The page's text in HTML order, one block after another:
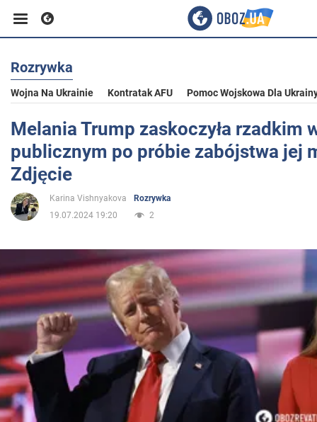
Biznes
Sport
Rozrywka
Życie
Społeczeństwo
Wojna na Ukrainie
Świat
Rozrywka
Wojna Na Ukrainie Kontratak AFU Pomoc Wojskowa Dla
Melania Trump zaskoczyła rzadkim
publicznym po próbie zabójstwa jej
Zdjęcie
Karina Vishnyakova
Rozrywka
19.07.2024 19:20
2